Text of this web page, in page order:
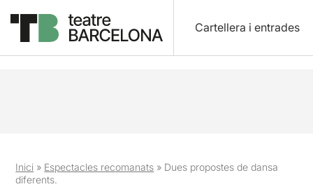
Cartellera i entrades
Inici » Espectacles recomanats » Dues propostes de dansa
diferents.